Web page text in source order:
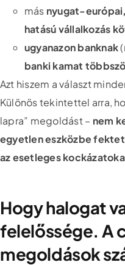
más nyugat-
hatású vállalkozás
ugyanazon banknak
banki kamat
Azt hiszem a választ
Különös tekintettel arra,
lapra” megoldást – nem
egyetlen eszközbe
az esetleges
Hogy halogat
felelőssége. A
megoldások